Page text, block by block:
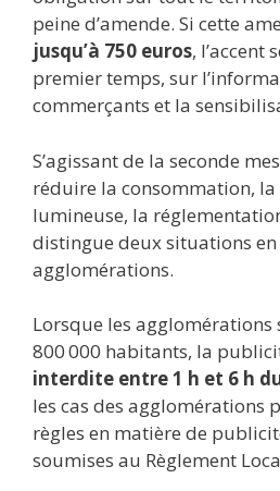
peine d’amende. Si cette
jusqu’à 750 euros, l’accent
premier temps, sur
commerçants et la
S’agissant de la seconde
réduire la consommation,
lumineuse, la
distingue deux situations
agglomérations.
Lorsque les agglomérations
800 000 habitants, la
interdite entre 1 h et 6 h
les cas des agglomérations
règles en matière de
soumises au Règlement